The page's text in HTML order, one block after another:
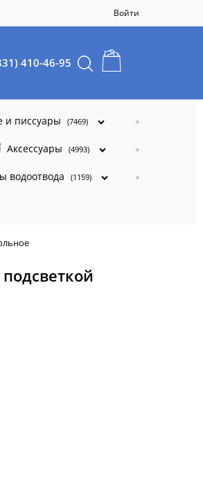
Войти
410-46-95
и писсуары (7469)
Аксессуары (4993)
водоотвода (1159)
подсветкой